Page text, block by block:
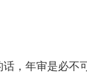
，年审是必不